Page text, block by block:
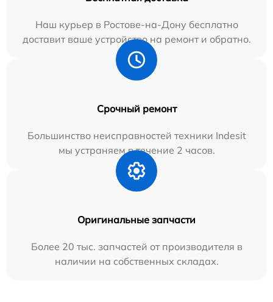
Наш курьер в Ростове-на-Дону бесплатно
доставит ваше устройство на ремонт и обратно.
Срочный ремонт
Большинство неисправностей техники Indesit
мы устраняем в течение 2 часов.
Оригинальные запчасти
Более 20 тыс. запчастей от производителя в
наличии на собственных складах.